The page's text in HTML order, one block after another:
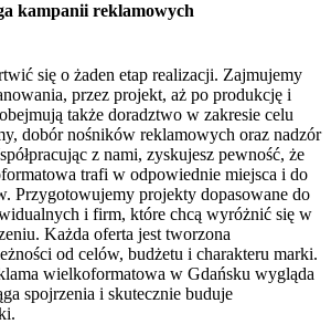
kampanii reklamowych
się o żaden etap realizacji. Zajmujemy
przez projekt, aż po produkcję i
także doradztwo w zakresie celu
dobór nośników reklamowych oraz nadzór
z nami, zyskujesz pewność, że
trafi w odpowiednie miejsca i do
Przygotowujemy projekty dopasowane do
i firm, które chcą wyróżnić się w
Każda oferta jest tworzona
od celów, budżetu i charakteru marki.
wielkoformatowa w Gdańsku wygląda
spojrzenia i skutecznie buduje